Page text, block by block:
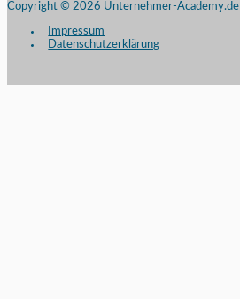
Copyright © 2026 Unternehmer-Academy.de
Impressum
Datenschutzerklärung